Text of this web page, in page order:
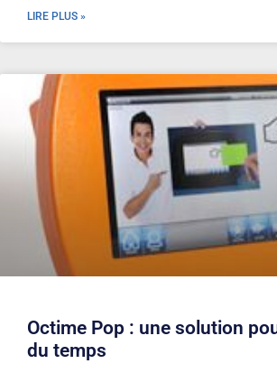
LIRE PLUS »
Octime Pop : une solution
du temps